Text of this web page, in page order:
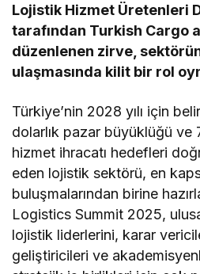
Lojistik Hizmet Üretenleri
tarafından Turkish Cargo
düzenlenen zirve,
ulaşmasında kilit bir rol
Türkiye’nin 2028 yılı için
dolarlık pazar büyüklüğü ve
hizmet ihracatı hedefleri
eden lojistik sektörü, en
buluşmalarından birine
Logistics Summit 2025,
lojistik liderlerini, karar
geliştiricileri ve